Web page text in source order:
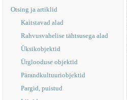
Otsing ja artiklid
Kaitstavad alad
Rahvusvahelise tähtsusega alad
Üksikobjektid
Ürglooduse objektid
Pärandkultuuriobjektid
Pargid, puistud